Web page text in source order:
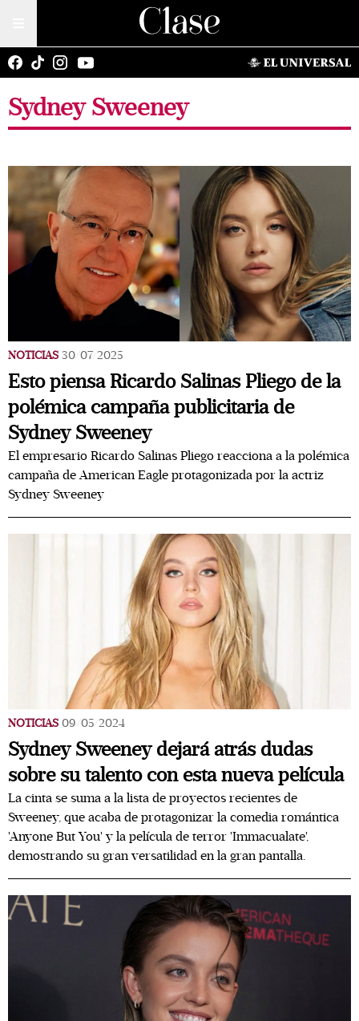
Sydney Sweeney
NOTICIAS 30/07/2025
Esto piensa Ricardo Salinas Pliego de la
polémica campaña publicitaria de
Sydney Sweeney
El empresario Ricardo Salinas Pliego reacciona a la polémica
campaña de American Eagle protagonizada por la actriz
Sydney Sweeney
NOTICIAS 09/05/2024
Sydney Sweeney dejará atrás dudas
sobre su talento con esta nueva película
La cinta se suma a la lista de proyectos recientes de
Sweeney, que acaba de protagonizar la comedia romántica
'Anyone But You' y la película de terror 'Immacualate',
demostrando su gran versatilidad en la gran pantalla.